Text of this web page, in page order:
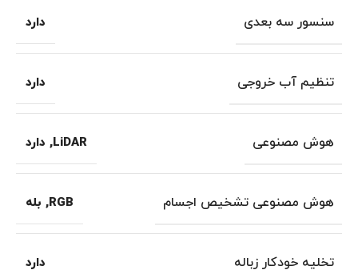
سنسور سه بعدی دارد
تنظیم آب خروجی دارد
هوش مصنوعی LiDAR
, دارد
هوش مصنوعی تشخیص اجسام RGB
, بله
تخلیه خودکار زباله دارد